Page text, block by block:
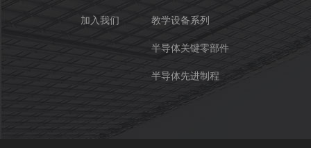
加入我们
教学设备系列
半导体关键零部件
半导体先进制程